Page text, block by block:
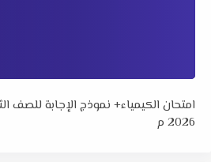
امتحان الكيمياء+ نموذج الإجابة للصف
2026 م